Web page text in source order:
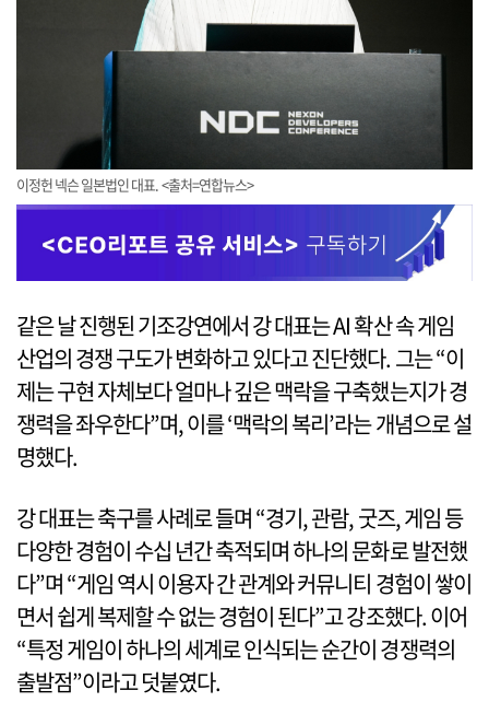
이정헌 넥슨 일본법인 대표. <출처=연합뉴스>
같은 날 진행된 기조강연에서 강 대표는 AI 확산 속 게임
산업의 경쟁 구도가 변화하고 있다고 진단했다. 그는 “이
제는 구현 자체보다 얼마나 깊은 맥락을 구축했는지가 경
쟁력을 좌우한다”며, 이를 ‘맥락의 복리’라는 개념으로 설
명했다.
강 대표는 축구를 사례로 들며 “경기, 관람, 굿즈, 게임 등
다양한 경험이 수십 년간 축적되며 하나의 문화로 발전했
다”며 “게임 역시 이용자 간 관계와 커뮤니티 경험이 쌓이
면서 쉽게 복제할 수 없는 경험이 된다”고 강조했다. 이어
“특정 게임이 하나의 세계로 인식되는 순간이 경쟁력의
출발점”이라고 덧붙였다.